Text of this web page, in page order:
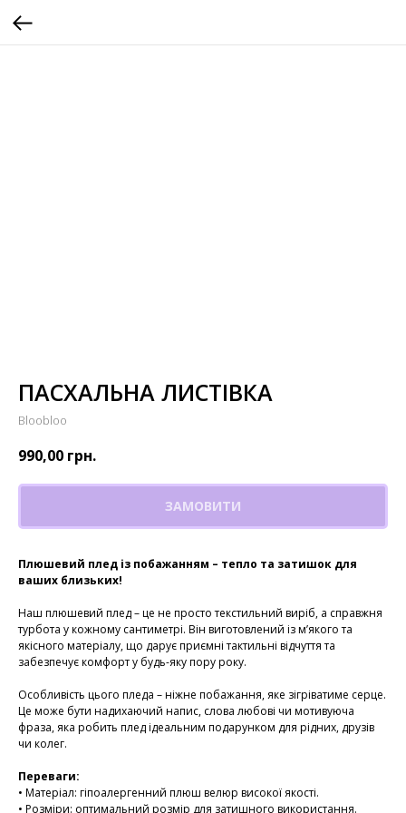
ПАСХАЛЬНА ЛИСТІВКА
Bloobloo
990,00 грн.
ЗАМОВИТИ
Плюшевий плед із побажанням – тепло та затишок для
ваших близьких!
Наш плюшевий плед – це не просто текстильний виріб, а справжня
турбота у кожному сантиметрі. Він виготовлений із м’якого та
якісного матеріалу, що дарує приємні тактильні відчуття та
забезпечує комфорт у будь-яку пору року.
Особливість цього пледа – ніжне побажання, яке зігріватиме серце.
Це може бути надихаючий напис, слова любові чи мотивуюча
фраза, яка робить плед ідеальним подарунком для рідних, друзів
чи колег.
Переваги:
• Матеріал: гіпоалергенний плюш велюр високої якості.
• Розміри: оптимальний розмір для затишного використання.